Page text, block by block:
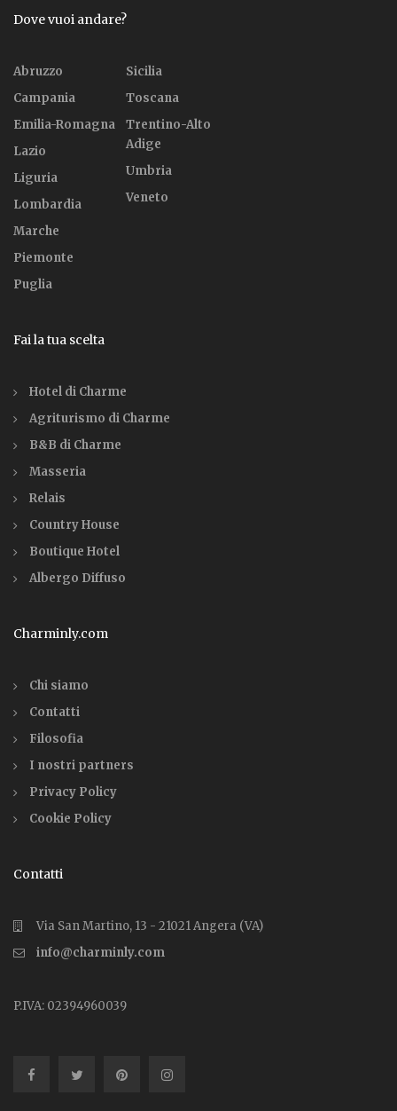
Dove vuoi andare?
Abruzzo
Campania
Emilia-Romagna
Lazio
Liguria
Lombardia
Marche
Piemonte
Puglia
Sicilia
Toscana
Trentino-Alto
Adige
Umbria
Veneto
Fai la tua scelta
Hotel di Charme
Agriturismo di Charme
B&B di Charme
Masseria
Relais
Country House
Boutique Hotel
Albergo Diffuso
Charminly.com
Chi siamo
Contatti
Filosofia
I nostri partners
Privacy Policy
Cookie Policy
Contatti
Via San Martino, 13 - 21021 Angera (VA)
info@charminly.com
P.IVA: 02394960039